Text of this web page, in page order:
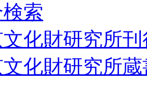
索
化財研究所
化財研究所